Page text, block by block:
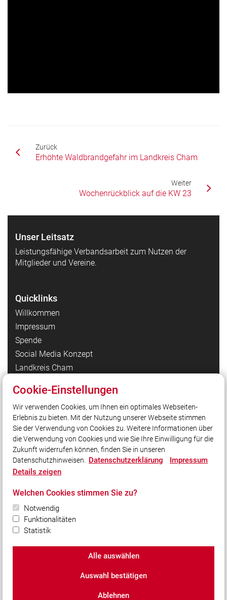
Zurück
Erhöhte Waldbrandgefahr im Landkreis Cham
Weiter
Wochenrückblick auf die KW 23
Unser Leitsatz
Leistungsfähige Verbandsarbeit zum Nutzen der
Mitglieder und Vereine.
Quicklinks
Willkommen
Impressum
Spende
Social Media Konzept
Landkreis Cham
Datenschutzerklärung Homepage
Datenschutzerklärung Facebook
Datenschutzerklärung Instagram
Datenschutzerklärung YouTube
Social Media
Bleiben Sie mit uns in Kontakt und vernetzen Sie sich
mit uns!
© 2026 Feuerwehr Landkreis Cham
Datenschutz|Cookie-Einstellungen
Cookie-Einstellungen
Wir verwenden Cookies, um Ihnen ein optimales Webseiten-
Erlebnis zu bieten. Mit der Nutzung unserer Webseite stimmen
Sie der Verwendung von Cookies zu. Weitere Informationen über
die Verwendung von Cookies und wie Sie Ihre Einwilligung für die
Zukunft widerrufen können, finden Sie in unseren
Datenschutzhinweisen. Datenschutzerklärung
Impressum
Details zeigen
Welchen Cookies stimmen Sie zu?
Notwendig
Funktionalitäten
Statistik
Alle auswählen
Auswahl bestätigen
Ablehnen